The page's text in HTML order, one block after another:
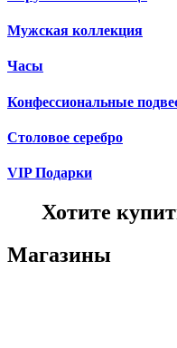
Мужская коллекция
Часы
Конфессиональные
Столовое серебро
VIP Подарки
Хотите
Магазины